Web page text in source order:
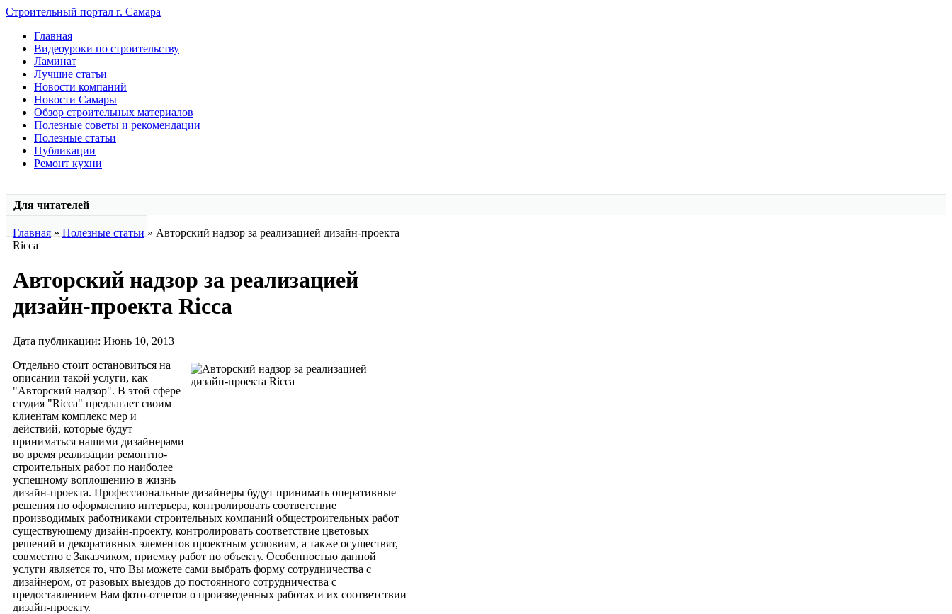
Строительный портал г. Самара
Главная
Видеоуроки по строительству
Ламинат
Лучшие статьи
Новости компаний
Новости Самары
Обзор строительных материалов
Полезные советы и рекомендации
Полезные статьи
Публикации
Ремонт кухни
Для читателей
Главная » Полезные статьи » Авторский надзор за реализацией дизайн-проекта
Ricca
Авторский надзор за реализацией
дизайн-проекта Ricca
Дата публикации: Июнь 10, 2013
Отдельно стоит остановиться на
описании такой услуги, как
"Авторский надзор". В этой сфере
студия "Ricca" предлагает своим
клиентам комплекс мер и
действий, которые будут
приниматься нашими дизайнерами
во время реализации ремонтно-
строительных работ по наиболее
успешному воплощению в жизнь
дизайн-проекта. Профессиональные дизайнеры будут принимать оперативные
решения по оформлению интерьера, контролировать соответствие
производимых работниками строительных компаний общестроительных работ
существующему дизайн-проекту, контролировать соответствие цветовых
решений и декоративных элементов проектным условиям, а также осуществят,
совместно с Заказчиком, приемку работ по объекту. Особенностью данной
услуги является то, что Вы можете сами выбрать форму сотрудничества с
дизайнером, от разовых выездов до постоянного сотрудничества с
предоставлением Вам фото-отчетов о произведенных работах и их соответствии
дизайн-проекту.